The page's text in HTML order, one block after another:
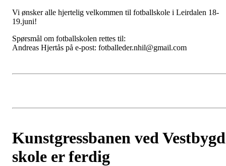
Vi ønsker alle hjertelig velkommen til fotballskole i Leirdalen 18-
19.juni!
Spørsmål om fotballskolen rettes til:
Andreas Hjertås på e-post: fotballeder.nhil@gmail.com
Kunstgressbanen ved Vestbygd
skole er ferdig